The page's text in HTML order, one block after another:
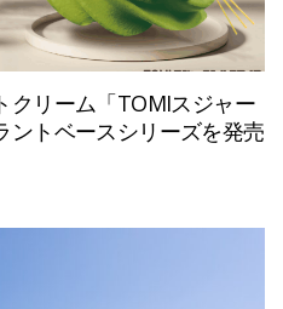
クリーム「TOMIスジャー
ントベースシリーズを発売